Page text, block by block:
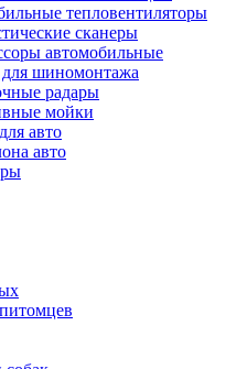
тепловентиляторы
сканеры
автомобильные
шиномонтажа
радары
мойки
авто
авто